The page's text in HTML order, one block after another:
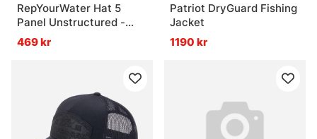
RepYourWater Hat 5
Panel Unstructured -
Cold Water Bow
469 kr
Patriot DryGuard Fishing
Jacket
1190 kr